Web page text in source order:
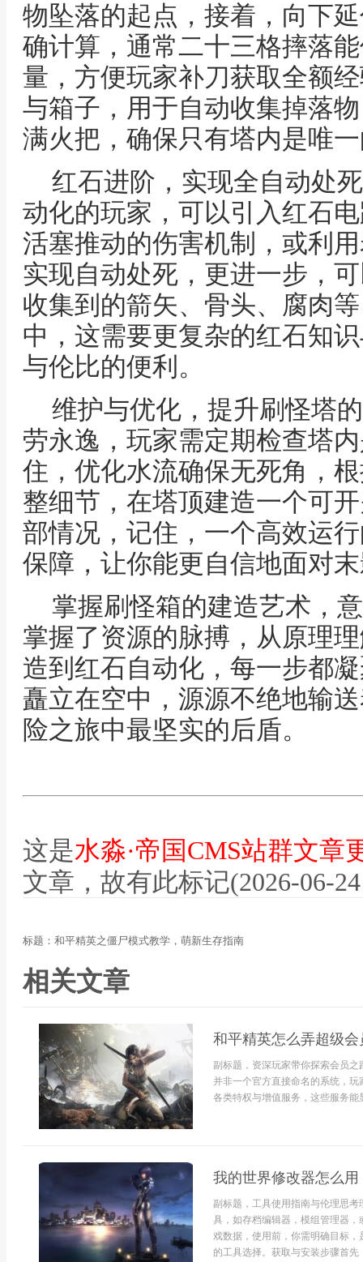
物坠落的起点，接着，向下
确计算，通常二十三格摔落
量，方便玩家补刀获取全额
与箱子，用于自动收集掉落
满火把，确保只有塔内是唯
红石进阶，实现全自动处
动化的玩家，可以引入红石
活塞推动的伤害机制，或利
实现自动处死，更进一步，
收集到的箭矢、骨头、腐肉
中，这需要更复杂的红石知
与伦比的便利。
维护与优化，提升刷怪塔
劳永逸，玩家需定期检查塔
住，优化水流确保无死角，
整细节，在塔顶建造一个可
部情况，记住，一个高效运
保障，让你能更自信地面对
掌握刷怪箱的建造艺术，
掌握了资源的脉搏，从原理
造到红石自动化，每一步都
矗立在空中，源源不绝地输
险之旅中最坚实的后盾。
这是水淼·帝国CMS站群文章
文章，故有此标记(2026-06-
标题：和平精英之僵尸模式教学，萌新生存指南
相关文章
和平精英怎么弄超级
副标题，资深玩家带你探索会员
并非一个官方直接命名的系统，
各类特权与增值服务，这些服务
我的世界修改器怎么
副标题，工具使用指南与伦理思
具，如存档编辑器，模组管理器
戏数据，使用前，你需明确目标
的工具选择。获取与安装步骤首